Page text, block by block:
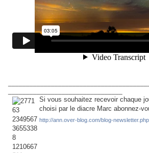
Si vous souhaitez recevoir chaque
choisi par le diacre Marc abonnez-
http://ann.over-blog.com/blog-